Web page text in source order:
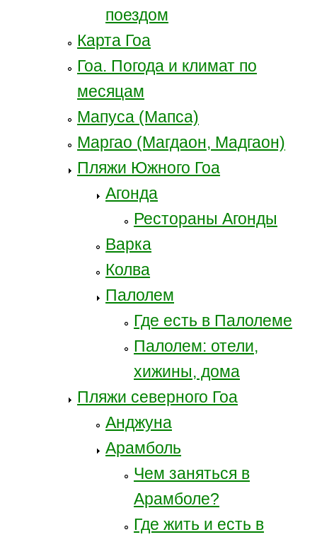
поездом
Карта Гоа
Гоа. Погода и климат по
месяцам
Мапуса (Мапса)
Маргао (Магдаон, Мадгаон)
Пляжи Южного Гоа
Агонда
Рестораны Агонды
Варка
Колва
Палолем
Где есть в Палолеме
Палолем: отели,
хижины, дома
Пляжи северного Гоа
Анджуна
Арамболь
Чем заняться в
Арамболе?
Где жить и есть в